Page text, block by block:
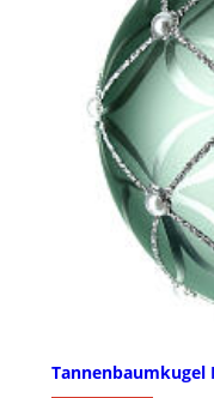
Tannenbaumkugel